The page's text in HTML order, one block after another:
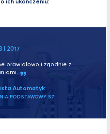
I 2017
prawidłowo i zgodnie z
Automatyk
PODSTAWOWY S7